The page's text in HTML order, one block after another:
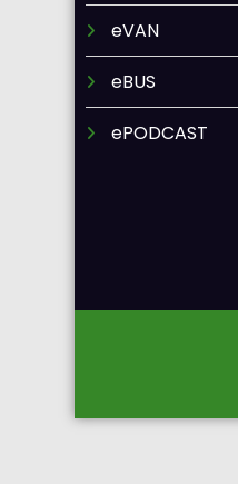
eVAN
eBUS
ePODCAST